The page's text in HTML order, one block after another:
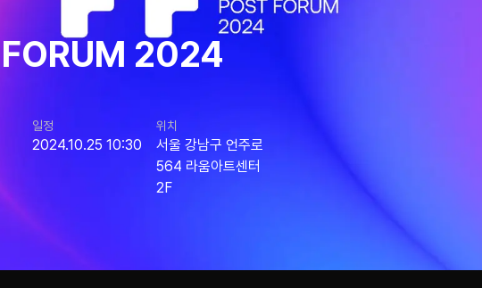
2024
일정
2024.10.25 10:30
위치
서울 강남구 언주로
564 라움아트센터
2F